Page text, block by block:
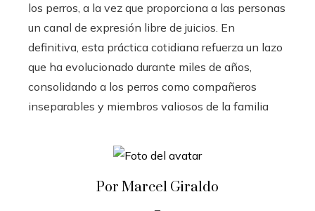
los perros, a la vez que proporciona a las personas
un canal de expresión libre de juicios. En
definitiva, esta práctica cotidiana refuerza un lazo
que ha evolucionado durante miles de años,
consolidando a los perros como compañeros
inseparables y miembros valiosos de la familia
Por Marcel Giraldo